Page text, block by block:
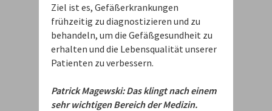
Ziel ist es, Gefäßerkrankungen
frühzeitig zu diagnostizieren und zu
behandeln, um die Gefäßgesundheit zu
erhalten und die Lebensqualität unserer
Patienten zu verbessern.
Patrick Magewski: Das klingt nach einem
sehr wichtigen Bereich der Medizin.